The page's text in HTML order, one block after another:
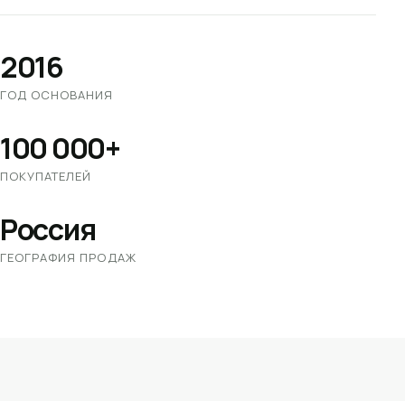
2016
ГОД ОСНОВАНИЯ
100 000+
ПОКУПАТЕЛЕЙ
Россия
ГЕОГРАФИЯ ПРОДАЖ